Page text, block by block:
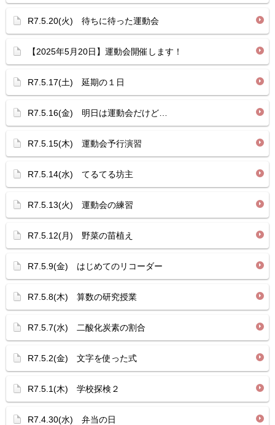
R7.5.20(火) 待ちに待った運動会
【2025年5月20日】運動会開催します！
R7.5.17(土) 延期の１日
R7.5.16(金) 明日は運動会だけど…
R7.5.15(木) 運動会予行演習
R7.5.14(水) てるてる坊主
R7.5.13(火) 運動会の練習
R7.5.12(月) 野菜の苗植え
R7.5.9(金) はじめてのリコーダー
R7.5.8(木) 算数の研究授業
R7.5.7(水) 二酸化炭素の割合
R7.5.2(金) 文字を使った式
R7.5.1(木) 学校探検２
R7.4.30(水) 弁当の日